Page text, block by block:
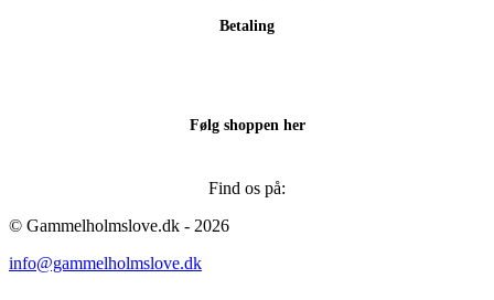
Betaling
Følg shoppen her
Find os på:
© Gammelholmslove.dk - 2026
info@gammelholmslove.dk